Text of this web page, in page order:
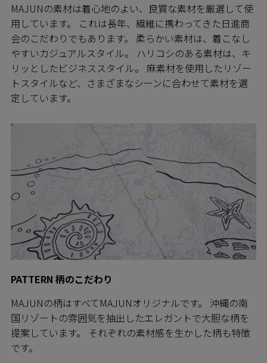
MAJUNの素材は着心地のよい、良質な素材を厳選して使
用しています。 これは長年、繊維に携わってきた日進商
会のこだわりでもあります。 柔らかい素材は、着こなし
やすいカジュアルスタイル。 ハリコシのある素材は、キ
リッとしたビジネススタイル。 麻素材を使用したリゾー
トスタイルなど、さまざまなシーンに合わせて素材を選
定しています。
PATTERN 柄のこだわり
MAJUNの柄はすべてMAJUNオリジナルです。 沖縄の南
国リゾートの雰囲気を抽出したエレガントで大胆な柄を
提案しています。 それぞれの素材感を生かした柄も特徴
です。